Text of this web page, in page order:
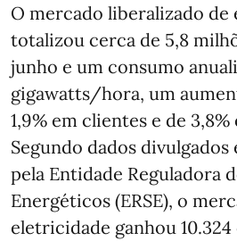
O mercado liberalizado
totalizou cerca de 5,8
junho e um consumo
gigawatts/hora, um
1,9% em clientes e de
Segundo dados
pela Entidade Reguladora
Energéticos (ERSE), o
eletricidade ganhou